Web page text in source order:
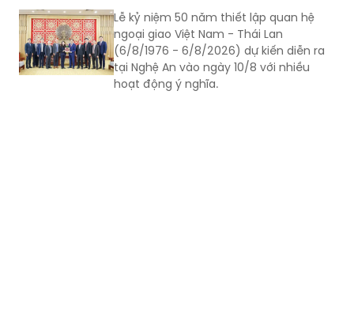
Lễ kỷ niệm 50 năm thiết lập quan hệ
ngoại giao Việt Nam - Thái Lan
(6/8/1976 - 6/8/2026) dự kiến diễn ra
tại Nghệ An vào ngày 10/8 với nhiều
hoạt động ý nghĩa.